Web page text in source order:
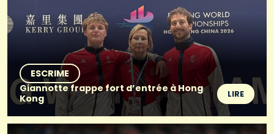
ESCRIME
Giannotte frappe fort d’entrée à Hong
Kong
LIRE